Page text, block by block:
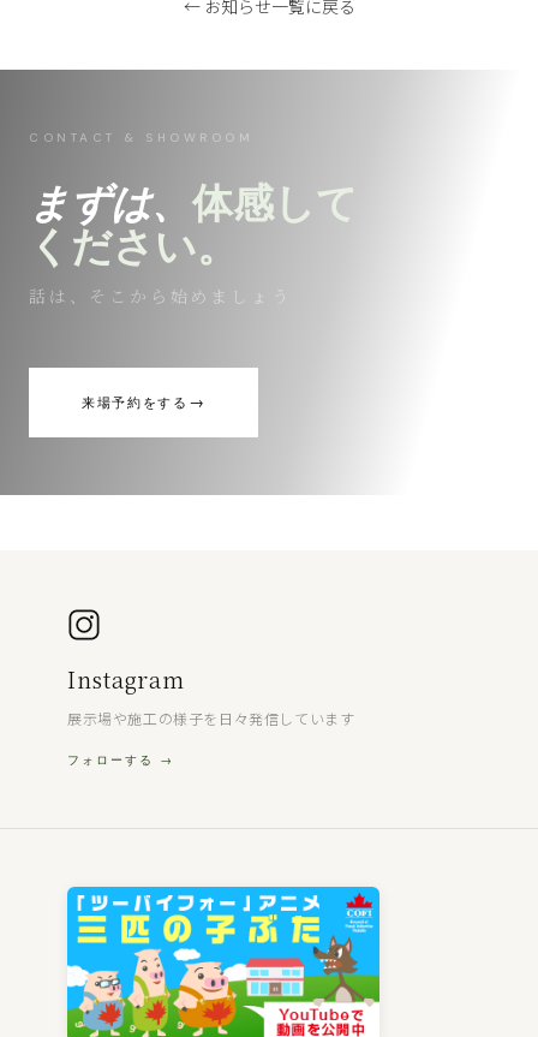
← お知らせ一覧に戻る
CONTACT & SHOWROOM
まずは、 体感して
ください。
話は、そこから始めましょう
来場予約をする →
Instagram
展示場や施工の様子を日々発信しています
フォローする →